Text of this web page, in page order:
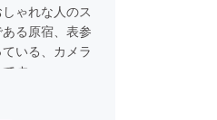
ゃれな人のス
る原宿、表参
いる、カメラ
す。
べく、コラボ
した。